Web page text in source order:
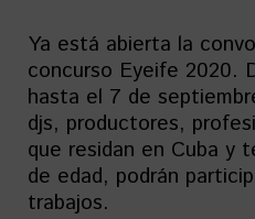
Ya está abierta la
concurso Eyeife 2020.
hasta el 7 de
djs, productores,
que residan en Cuba y
de edad, podrán
trabajos.